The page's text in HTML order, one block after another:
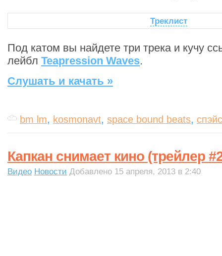
Треклист
Под катом вы найдете три трека и кучу
лейбл Teapression Waves.
Слушать и качать »
bm lm, kosmonavt, space bound beats,
Капкан снимает кино (трейлер
Видео Новости Добавлено 15 апреля, 2013 в 2:40